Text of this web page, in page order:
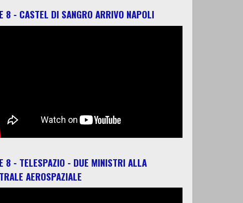
8 - CASTEL DI SANGRO ARRIVO NAPOLI
8 - TELESPAZIO - DUE MINISTRI ALLA
AEROSPAZIALE